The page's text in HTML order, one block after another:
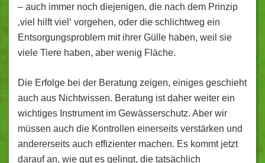
– auch immer noch diejenigen, die nach dem Prinzip
‚viel hilft viel‘ vorgehen, oder die schlichtweg ein
Entsorgungsproblem mit ihrer Gülle haben, weil sie
viele Tiere haben, aber wenig Fläche.
Die Erfolge bei der Beratung zeigen, einiges geschieht
auch aus Nichtwissen. Beratung ist daher weiter ein
wichtiges Instrument im Gewässerschutz. Aber wir
müssen auch die Kontrollen einerseits verstärken und
andererseits auch effizienter machen. Es kommt jetzt
darauf an, wie gut es gelingt, die tatsächlich